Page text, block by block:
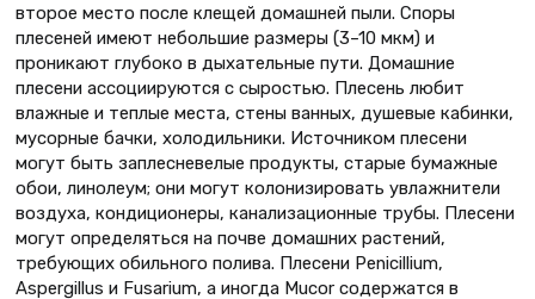
второе место после клещей домашней пыли. Споры
плесеней имеют небольшие размеры (3–10 мкм) и
проникают глубоко в дыхательные пути. Домашние
плесени ассоциируются с сыростью. Плесень любит
влажные и теплые места, стены ванных, душевые кабинки,
мусорные бачки, холодильники. Источником плесени
могут быть заплесневелые продукты, старые бумажные
обои, линолеум; они могут колонизировать увлажнители
воздуха, кондиционеры, канализационные трубы. Плесени
могут определяться на почве домашних растений,
требующих обильного полива. Плесени Penicillium,
Aspergillus и Fusarium, а иногда Mucor содержатся в